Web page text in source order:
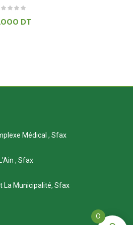
DT
Médical , Sfax
, Sfax
La Municipalité, Sfax
0